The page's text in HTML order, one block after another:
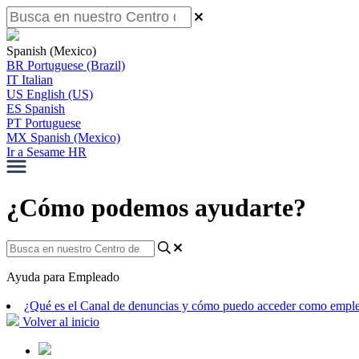
Spanish (Mexico)
BR Portuguese (Brazil)
IT Italian
US English (US)
ES Spanish
PT Portuguese
MX Spanish (Mexico)
Ir a Sesame HR
¿Cómo podemos ayudarte?
Ayuda para Empleado
¿Qué es el Canal de denuncias y cómo puedo acceder como
Volver al inicio